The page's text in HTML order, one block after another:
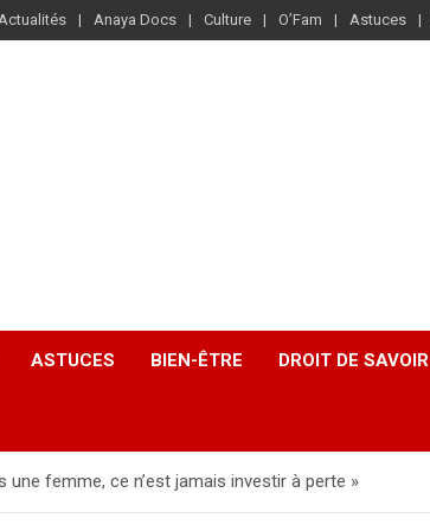
Anaya Docs Culture O’Fam Astuces
ASTUCES BIEN-ÊTRE DROIT DE SAVOIR
une femme, ce n’est jamais investir à perte »